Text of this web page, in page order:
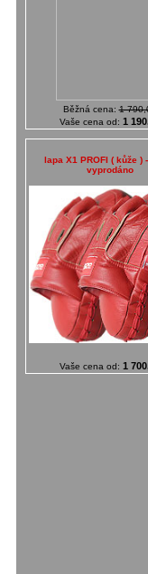
Běžná cena:1
Vaše cena od: 1
lapa X1 PROFI ( kůže )
vyprodáno
Vaše cena od: 1